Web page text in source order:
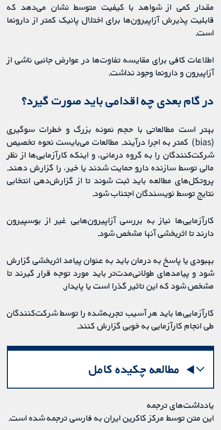
مقدار کمی از شواهد با کیفیت متوسط ​​نشان می‌دهد که
قابلیت پذیرش آزاپیرون‌ها برای اختلال پانیک کمتر از دارونما
است.
اطلاعات کافی برای مقایسه تفاوت‌ها در عوارض جانبی ناشی از
آزاپیرون و دارونما وجود نداشت.
در گام بعدی چه اقدامی باید صورت گیرد؟
بهتر است مطالعاتی با حجم نمونه بزرگ و خطرات سوگیری
(bias) کمتر به اجرا درآیند. مطالعات می‌بایست نحوه تخصیص
شرکت‌کنندگان را به گروه درمانی، و اینکه کارآزمایی‌ها از نظر
مالی توسط سازنده دارو حمایت شدند یا خیر، را گزارش دهند.
پروتکل‌های مطالعه باید ثبت شوند تا از گزارش‌دهی انتخابی
نتایج توسط نویسندگان اجتناب شود.
کارآزمایی‌ها نیاز به بررسی آزاپیرون‌هایی غیر از بوسپیرون
دارند تا اثربخشی آنها مشخص شود.
بهبودی یا پاسخ به درمان باید به عنوان پیامد اثربخشی گزارش
شود و پیامدهای طولانی‌‌مدت‌تر باید مورد توجه قرار گیرند تا
مشخص شود که این تاثیر گذرا است یا پایدار.
کارآزمایی‌ها باید هر آسیب تجربه‌شده را توسط شرکت‌کنندگان
طی انجام کارآزمایی به خوبی گزارش کنند.
مطالعه چکیده کامل
یادداشت‌های ترجمه
این متن توسط مرکز کاکرین ایران به فارسی ترجمه شده است.